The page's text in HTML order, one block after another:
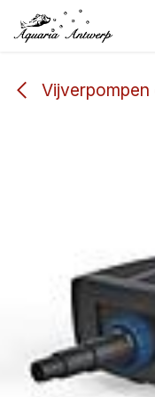
Overslaan naar
Vijverpompen